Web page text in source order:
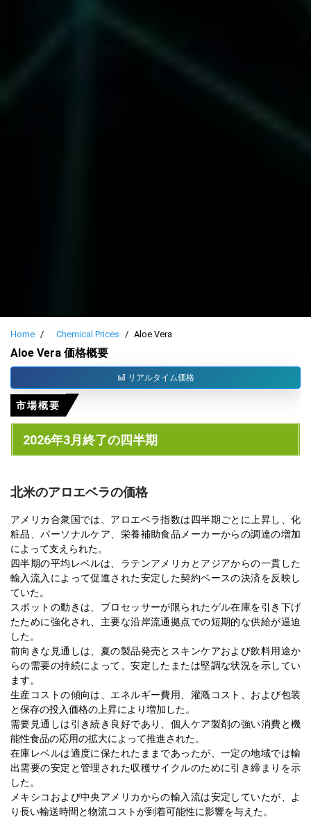
Home Chemical Prices Aloe Vera
Aloe Vera 価格概要
リアルタイム価格
市場概要
2026年3月終了の四半期
北米のアロエベラの価格
アメリカ合衆国では、アロエベラ指数は四半期ごとに上昇し、化
粧品、パーソナルケア、栄養補助食品メーカーからの調達の増加
によって支えられた。
四半期の平均レベルは、ラテンアメリカとアジアからの一貫した
輸入流入によって促進された安定した契約ベースの決済を反映し
ていた。
スポットの動きは、プロセッサーが限られたゲル在庫を引き下げ
たために強化され、主要な沿岸流通拠点での短期的な供給が逼迫
した。
前向きな見通しは、夏の製品発売とスキンケアおよび飲料用途か
らの需要の持続によって、安定したまたは堅調な状況を示してい
ます。
生産コストの傾向は、エネルギー費用、灌漑コスト、および包装
と保存の投入価格の上昇により増加した。
需要見通しは引き続き良好であり、個人ケア製剤の強い消費と機
能性食品の応用の拡大によって推進された。
在庫レベルは適度に保たれたままであったが、一定の地域では輸
出需要の安定と管理された収穫サイクルのために引き締まりを示
した。
メキシコおよび中央アメリカからの輸入流は安定していたが、よ
り長い輸送時間と物流コストが到着可能性に影響を与えた。